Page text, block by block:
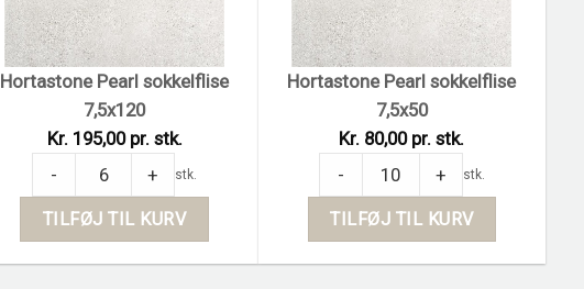
Hortastone Pearl sokkelflise
7,5x120
Kr. 195,00 pr. stk.
Hortastone Pearl sokkelflise 7,5x120 quantity
- + stk.
TILFØJ TIL KURV
Hortastone Pearl sokkelflise
7,5x50
Kr. 80,00 pr. stk.
Hortastone Pearl sokkelflise 7,5x50
- + stk.
TILFØJ TIL KURV